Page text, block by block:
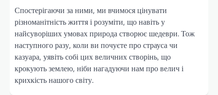
Спостерігаючи за ними, ми вчимося цінувати
різноманітність життя і розуміти, що навіть у
найсуворіших умовах природа створює шедеври. Тож
наступного разу, коли ви почуєте про страуса чи
казуара, уявіть собі цих величних створінь, що
крокують землею, ніби нагадуючи нам про велич і
крихкість нашого світу.